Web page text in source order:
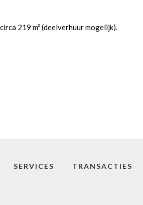
219 m² (deelverhuur mogelijk).
SERVICES TRANSACTIES